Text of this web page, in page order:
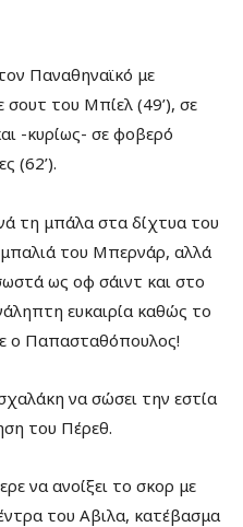
Παναθηναϊκό με
σουτ του Μπίελ (49’), σε
-κυρίως- σε φοβερό
(62’).
τη μπάλα στα δίχτυα του
του Μπερνάρ, αλλά
ως οφ σάιντ και στο
ευκαιρία καθώς το
ο Παπασταθόπουλος!
να σώσει την εστία
του Πέρεθ.
να ανοίξει το σκορ με
του Αβιλα, κατέβασμα